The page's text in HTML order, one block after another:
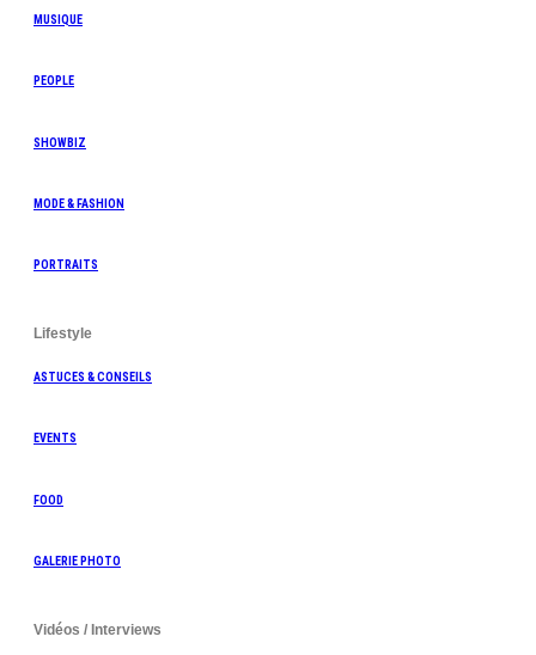
MUSIQUE
PEOPLE
SHOWBIZ
MODE & FASHION
PORTRAITS
Lifestyle
ASTUCES & CONSEILS
EVENTS
FOOD
GALERIE PHOTO
Vidéos / Interviews